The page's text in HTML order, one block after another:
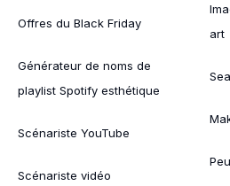
Offres du Black Friday
Générateur de noms de
playlist Spotify esthétique
Scénariste YouTube
Scénariste vidéo
art